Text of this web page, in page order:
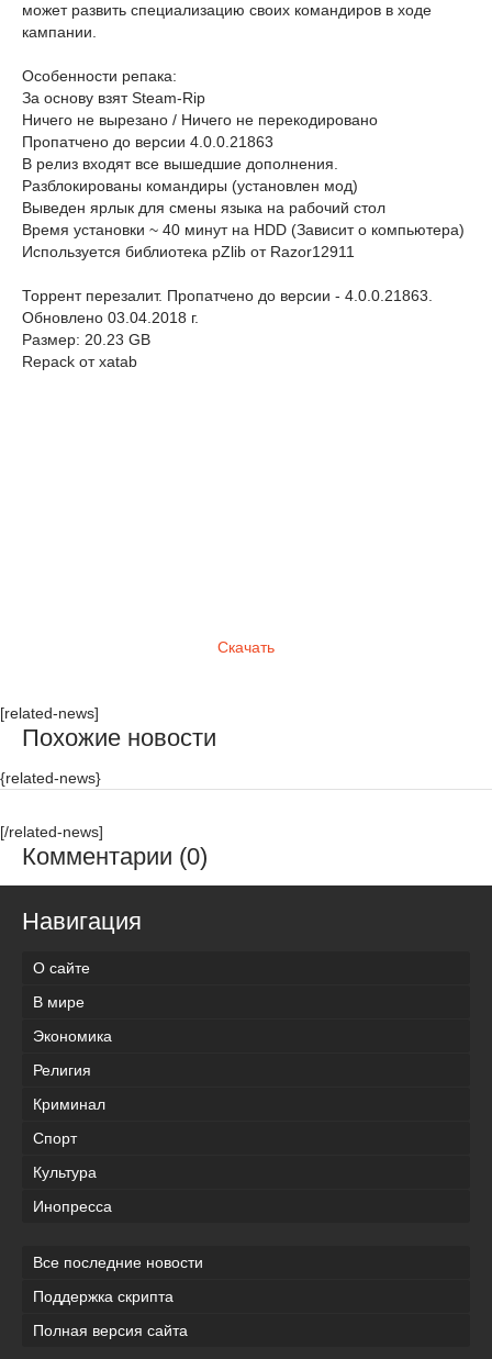
может развить специализацию своих командиров в ходе
кампании.
Особенности репака:
За основу взят Steam-Rip
Ничего не вырезано / Ничего не перекодировано
Пропатчено до версии 4.0.0.21863
В релиз входят все вышедшие дополнения.
Разблокированы командиры (установлен мод)
Выведен ярлык для смены языка на рабочий стол
Время установки ~ 40 минут на HDD (Зависит о компьютера)
Используется библиотека pZlib от Razor12911
Торрент перезалит. Пропатчено до версии - 4.0.0.21863.
Обновлено 03.04.2018 г.
Размер: 20.23 GB
Repack от xatab
Скачать
[related-news]
Похожие новости
{related-news}
[/related-news]
Комментарии (0)
Навигация
О сайте
В мире
Экономика
Религия
Криминал
Спорт
Культура
Инопресса
Все последние новости
Поддержка скрипта
Полная версия сайта